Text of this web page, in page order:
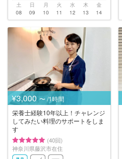
土
08
日
09
月
10
火
11
水
12
木
13
金
14
¥3,000 〜 /1時間
栄養士経験10年以上！チャレンジ
してみたい料理のサポートをしま
す
(40回)
神奈川県藤沢市在住